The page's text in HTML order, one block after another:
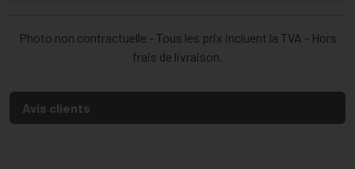
Photo non contractuelle - Tous les prix incluent la TVA - Hors
frais de livraison.
Avis clients